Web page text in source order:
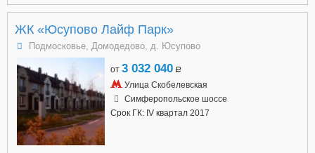
ЖК «Юсупово Лайф Парк»
Подмосковье, Домодедово, д. Юсупово
от 3 032 040 a
Улица Скобелевская
Симферопольское шоссе
Срок ГК: IV квартал 2017